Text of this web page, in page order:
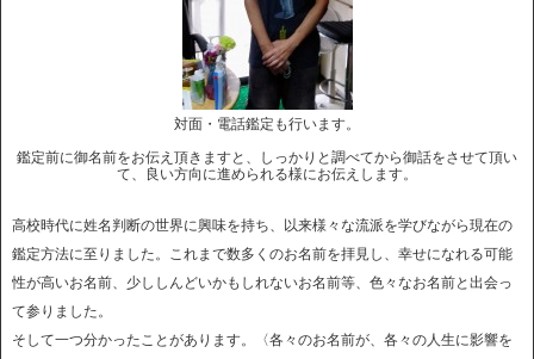
対面・電話鑑定も行います。
鑑定前に御名前をお伝え頂きますと、しっかりと調べてから御話をさせて頂い
て、良い方向に進められる様にお伝えします。
高校時代に姓名判断の世界に興味を持ち、以来様々な流派を学びながら現在の
鑑定方法に至りました。これまで数多くのお名前を拝見し、幸せになれる可能
性が高いお名前、少ししんどいかもしれないお名前等、色々なお名前と出会っ
て参りました。
そして一つ分かったことがあります。〈各々のお名前が、各々の人生に影響を